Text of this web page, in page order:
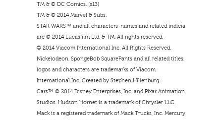
TM & © DC Comics. (s13)
TM & © 2014 Marvel & Subs.
STAR WARS™ and all characters, names and related indicia
are © 2014 Lucasfilm Ltd. & TM. All rights reserved.
© 2014 Viacom International Inc. All Rights Reserved.
Nickelodeon, SpongeBob SquarePants and all related titles,
logos and characters are trademarks of Viacom
International Inc. Created by Stephen Hillenburg.
Cars™ © 2014 Disney Enterprises, Inc. and Pixar Animation
Studios. Hudson Hornet is a trademark of Chrysler LLC.
Mack is a registered trademark of Mack Trucks, Inc. Mercury